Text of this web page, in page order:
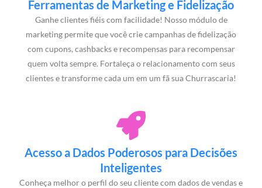
Ferramentas de Marketing e Fidelização
Ganhe clientes fiéis com facilidade! Nosso módulo de
marketing permite que você crie campanhas de fidelização
com cupons, cashbacks e recompensas para recompensar
quem volta sempre. Fortaleça o relacionamento com seus
clientes e transforme cada um em um fã sua Churrascaria!
Acesso a Dados Poderosos para Decisões
Inteligentes
Conheça melhor o perfil do seu cliente com dados de vendas e